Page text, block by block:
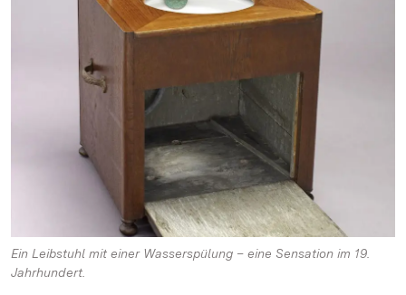
Ein Leibstuhl mit einer Wasserspülung – eine Sensation im 19.
Jahrhundert.